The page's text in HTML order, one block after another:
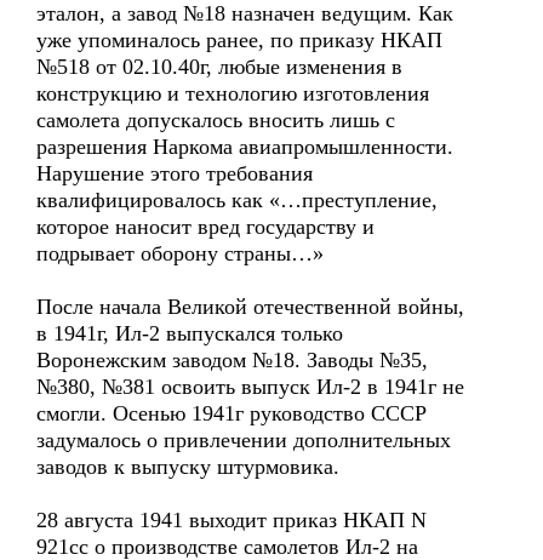
эталон, а завод №18 назначен ведущим. Как
уже упоминалось ранее, по приказу НКАП
№518 от 02.10.40г, любые изменения в
конструкцию и технологию изготовления
самолета допускалось вносить лишь с
разрешения Наркома авиапромышленности.
Нарушение этого требования
квалифицировалось как «…преступление,
которое наносит вред государству и
подрывает оборону страны…»
После начала Великой отечественной войны,
в 1941г, Ил-2 выпускался только
Воронежским заводом №18. Заводы №35,
№380, №381 освоить выпуск Ил-2 в 1941г не
смогли. Осенью 1941г руководство СССР
задумалось о привлечении дополнительных
заводов к выпуску штурмовика.
28 августа 1941 выходит приказ НКАП N
921cс о производстве самолетов Ил-2 на